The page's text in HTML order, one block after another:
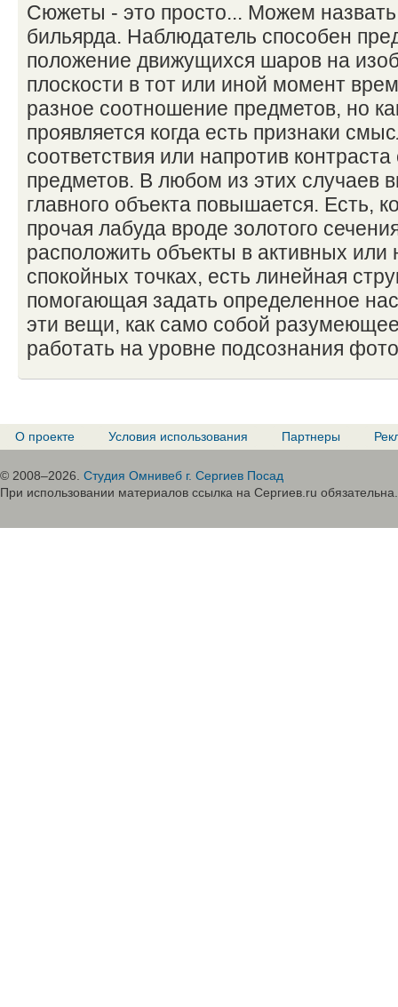
Сюжеты - это просто... Можем
бильярда. Наблюдатель способен
положение движущихся шаров на
плоскости в тот или иной момент
разное соотношение предметов, но
проявляется когда есть признаки
соответствия или напротив
предметов. В любом из этих случаев
главного объекта повышается. Есть,
прочая лабуда вроде золотого
расположить объекты в активных или
спокойных точках, есть линейная
помогающая задать определенное
эти вещи, как само собой
работать на уровне подсознания
О проекте Условия использования Партнеры
© 2008–2026. Студия Омнивеб г. Сергиев Посад
При использовании материалов ссылка на Сергиев.ru обязательна.